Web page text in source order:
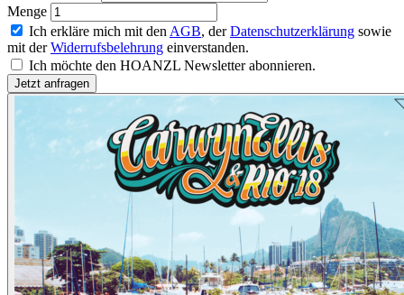
Menge
Ich erkläre mich mit den AGB, derDatenschutzerklärung sowie
mit derWiderrufsbelehrung einverstanden.
Ich möchte den HOANZL Newsletter abonnieren.